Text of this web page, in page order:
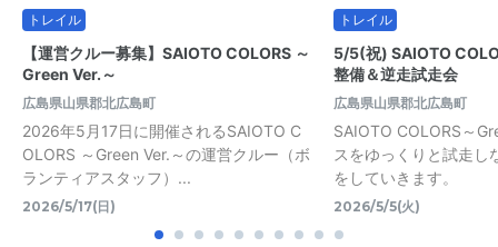
トレイル
【運営クルー募集】SAIOTO COLORS ～
Green Ver.～
広島県山県郡北広島町
2026年5月17日に開催されるSAIOTO C
OLORS ～Green Ver.～の運営クルー（ボ
ランティアスタッフ）...
2026/5/17(日)
トレイル
5/5(祝) SAIOTO
整備＆逆走試走会
広島県山県郡北広島町
SAIOTO COLORS～
スをゆっくりと試走し
をしていきます。
2026/5/5(火)